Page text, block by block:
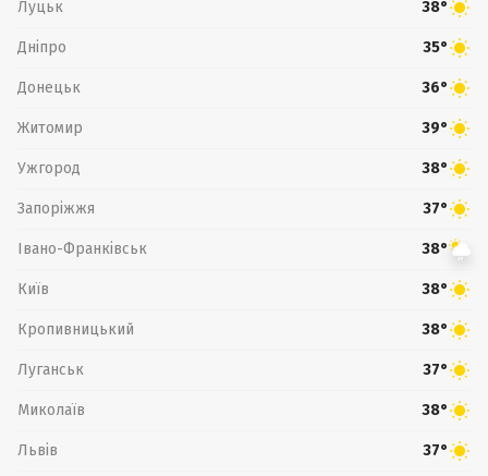
Луцьк 38°
Дніпро 35°
Донецьк 36°
Житомир 39°
Ужгород 38°
Запоріжжя 37°
Івано-Франківськ 38°
Київ 38°
Кропивницький 38°
Луганськ 37°
Миколаїв 38°
Львів 37°